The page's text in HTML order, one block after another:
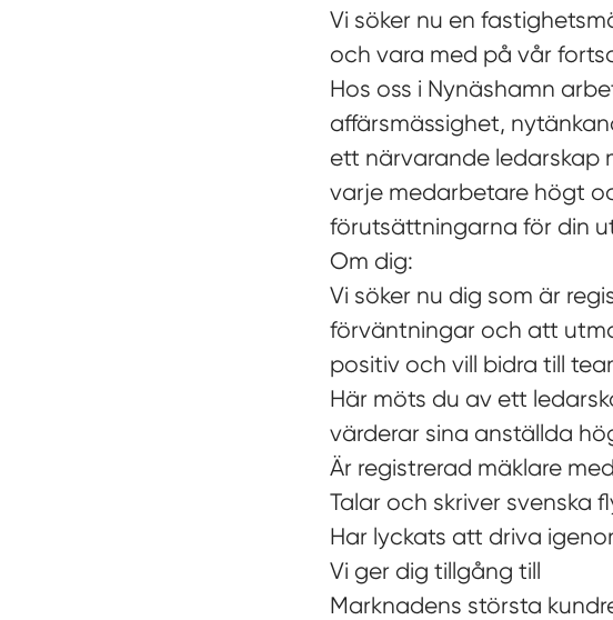
Vi söker nu en
och vara med på vår
Hos oss i Nynäshamn
affärsmässighet,
ett närvarande ledarskap
varje medarbetare högt
förutsättningarna för din
Om dig:
Vi söker nu dig som är
förväntningar och att
positiv och vill bidra till
Här möts du av ett
värderar sina anställda
Är registrerad mäklare
Talar och skriver svenska
Har lyckats att driva
Vi ger dig tillgång till
Marknadens största